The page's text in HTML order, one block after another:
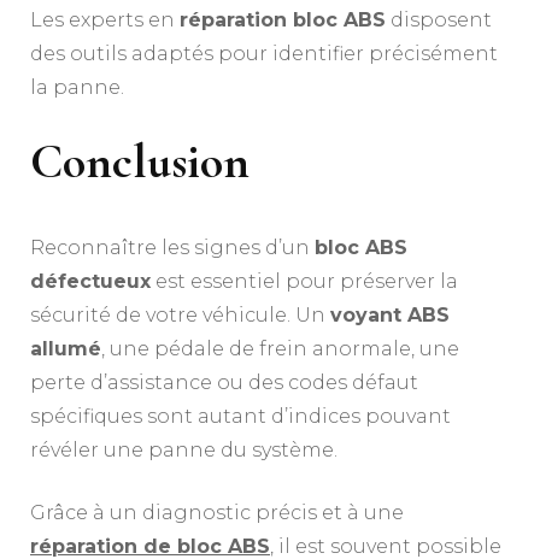
Les experts en réparation bloc ABS disposent
des outils adaptés pour identifier précisément
la panne.
Conclusion
Reconnaître les signes d’un bloc ABS
défectueux est essentiel pour préserver la
sécurité de votre véhicule. Un voyant ABS
allumé , une pédale de frein anormale, une
perte d’assistance ou des codes défaut
spécifiques sont autant d’indices pouvant
révéler une panne du système.
Grâce à un diagnostic précis et à une
réparation de bloc ABS , il est souvent possible